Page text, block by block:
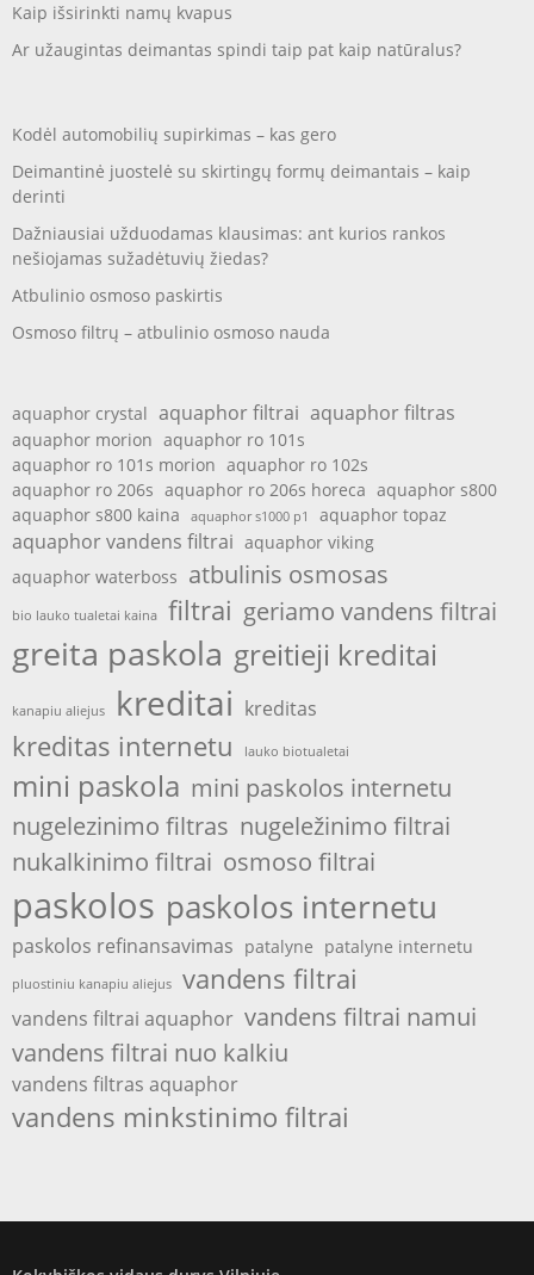
Kaip išsirinkti namų kvapus
Ar užaugintas deimantas spindi taip pat kaip natūralus?
Kodėl automobilių supirkimas – kas gero
Deimantinė juostelė su skirtingų formų deimantais – kaip
derinti
Dažniausiai užduodamas klausimas: ant kurios rankos
nešiojamas sužadėtuvių žiedas?
Atbulinio osmoso paskirtis
Osmoso filtrų – atbulinio osmoso nauda
aquaphor crystal aquaphor filtrai aquaphor filtras
aquaphor morion aquaphor ro 101s
aquaphor ro 101s morion aquaphor ro 102s
aquaphor ro 206s aquaphor ro 206s horeca aquaphor s800
aquaphor s800 kaina
aquaphor s1000 p1 aquaphor topaz
aquaphor vandens filtrai aquaphor viking
aquaphor waterboss atbulinis osmosas
bio lauko tualetai kaina filtrai geriamo vandens filtrai
greita paskola greitieji kreditai
kanapiu aliejus kreditai kreditas
kreditas internetu lauko biotualetai
mini paskola mini paskolos internetu
nugelezinimo filtras nugeležinimo filtrai
nukalkinimo filtrai osmoso filtrai
paskolos paskolos internetu
paskolos refinansavimas patalyne patalyne internetu
pluostiniu kanapiu aliejus vandens filtrai
vandens filtrai aquaphor vandens filtrai namui
vandens filtrai nuo kalkiu
vandens filtras aquaphor
vandens minkstinimo filtrai